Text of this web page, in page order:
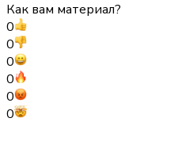
Как вам материал?
0
0
0
0
0
0